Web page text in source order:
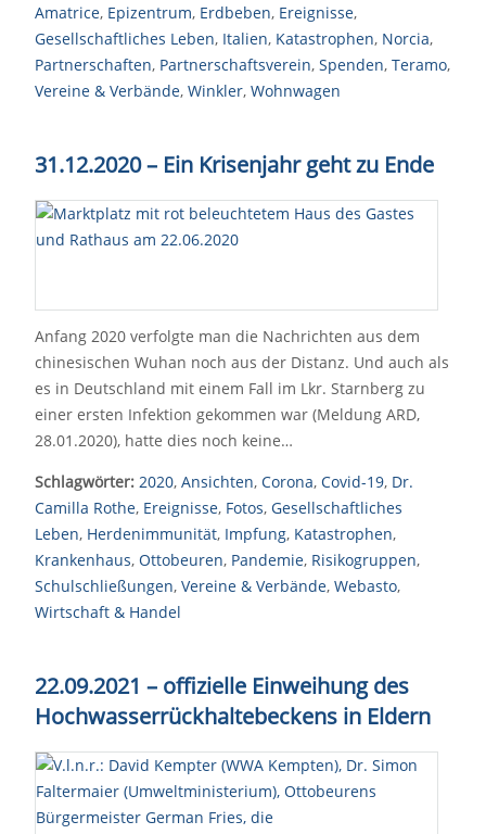
Amatrice, Epizentrum, Erdbeben, Ereignisse,
Gesellschaftliches Leben, Italien, Katastrophen, Norcia,
Partnerschaften, Partnerschaftsverein, Spenden, Teramo,
Vereine & Verbände, Winkler, Wohnwagen
31.12.2020 – Ein Krisenjahr geht zu Ende
Anfang 2020 verfolgte man die Nachrichten aus dem
chinesischen Wuhan noch aus der Distanz. Und auch als
es in Deutschland mit einem Fall im Lkr. Starnberg zu
einer ersten Infektion gekommen war (Meldung ARD,
28.01.2020), hatte dies noch keine…
Schlagwörter: 2020, Ansichten, Corona, Covid-19, Dr.
Camilla Rothe, Ereignisse, Fotos, Gesellschaftliches
Leben, Herdenimmunität, Impfung, Katastrophen,
Krankenhaus, Ottobeuren, Pandemie, Risikogruppen,
Schulschließungen, Vereine & Verbände, Webasto,
Wirtschaft & Handel
22.09.2021 – offizielle Einweihung des
Hochwasserrückhaltebeckens in Eldern